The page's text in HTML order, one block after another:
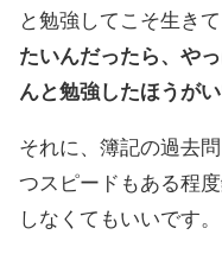
と勉強してこそ生きて
たいんだったら、や
んと勉強したほうが
それに、簿記の過去
つスピードもある程
しなくてもいいです。